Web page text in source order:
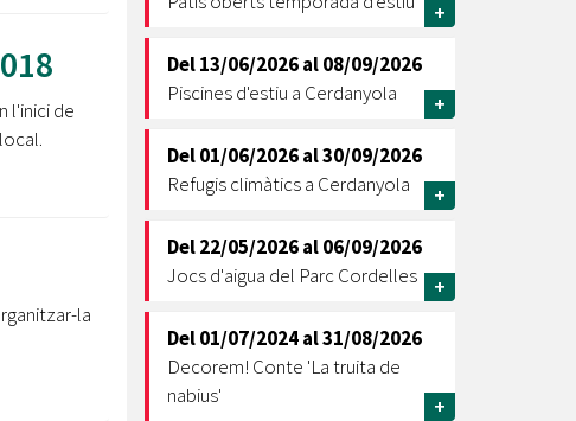
Dades Obertes
Catàleg de Serveis i Tràmits
Webs Municipals
l'inici de
la
+
Del13/06/2026al08/09/2026
Piscines d'estiu a Cerdanyola
+
Del01/06/2026al30/09/2026
Refugis climàtics a Cerdanyola
+
Del22/05/2026al06/09/2026
Jocs d'aigua del Parc Cordelles
+
Del01/07/2024al31/08/2026
Decorem! Conte 'La truita de
nabius'
+